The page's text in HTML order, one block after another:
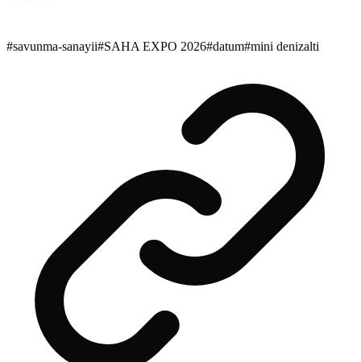
#savunma-sanayii#SAHA EXPO 2026#datum#mini denizalti